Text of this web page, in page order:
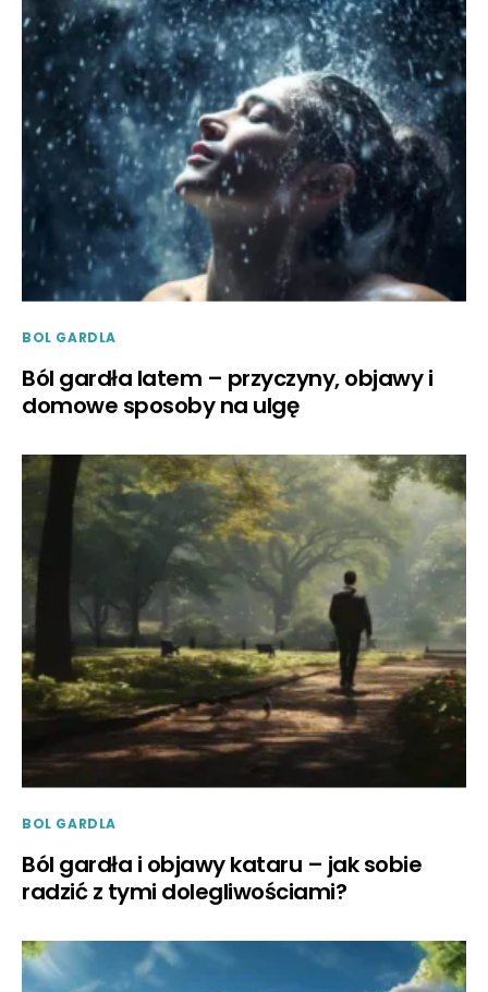
BOL GARDLA
Ból gardła latem – przyczyny, objawy i
domowe sposoby na ulgę
BOL GARDLA
Ból gardła i objawy kataru – jak sobie
radzić z tymi dolegliwościami?